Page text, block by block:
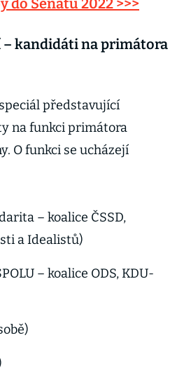
do Senátu 2022 >>>
kandidáti na primátora
představující
na funkci primátora
O funkci se ucházejí
– koalice ČSSD,
a Idealistů)
– koalice ODS, KDU-